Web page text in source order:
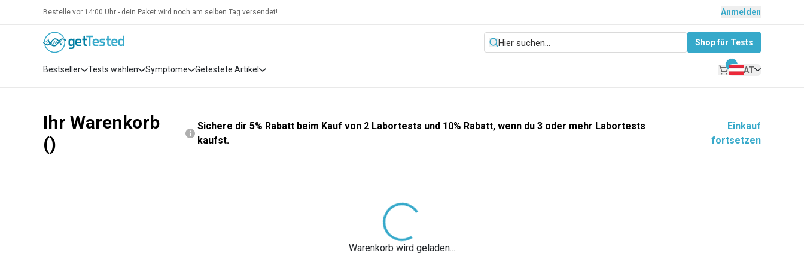
Bestelle vor 14:00 Uhr - dein Paket wird noch am selben Tag versendet! Anmelden
Shop für Tests
Bestseller Tests wählen Symptome Getestete Artikel AT
Ihr Warenkorb
()
Sichere dir 5% Rabatt beim Kauf von 2 Labortests und 10% Rabatt, wenn du 3 oder mehr Labortests
kaufst.
Einkauf
fortsetzen
Warenkorb wird geladen...